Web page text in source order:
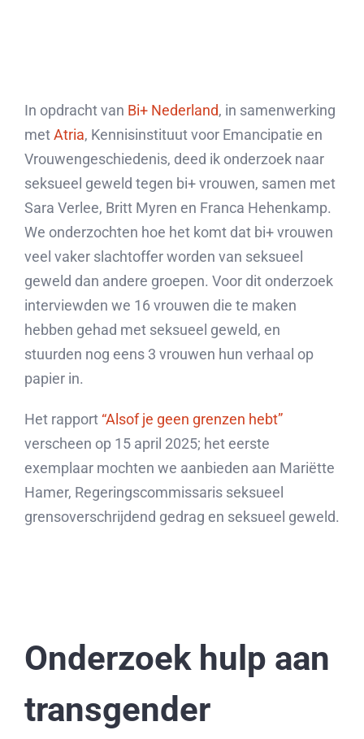
In opdracht van Bi+ Nederland, in samenwerking
metAtria, Kennisinstituut voor Emancipatie en
Vrouwengeschiedenis, deed ik onderzoek naar
seksueel geweld tegen bi+ vrouwen, samen met
Sara Verlee, Britt Myren en Franca Hehenkamp.
We onderzochten hoe het komt dat bi+ vrouwen
veel vaker slachtoffer worden van seksueel
geweld dan andere groepen. Voor dit onderzoek
interviewden we 16 vrouwen die te maken
hebben gehad met seksueel geweld, en
stuurden nog eens 3 vrouwen hun verhaal op
papier in.
Het rapport “Alsof je geen grenzen hebt”
verscheen op 15 april 2025; het eerste
exemplaar mochten we aanbieden aan Mariëtte
Hamer, Regeringscommissaris seksueel
grensoverschrijdend gedrag en seksueel geweld.
Onderzoek hulp aan
transgender